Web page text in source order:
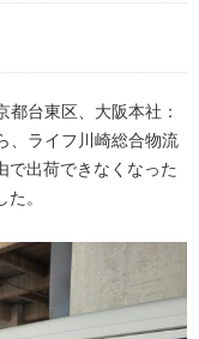
台東区、大阪本社：
、ライフ川崎総合物流
で出荷できなくなった
。